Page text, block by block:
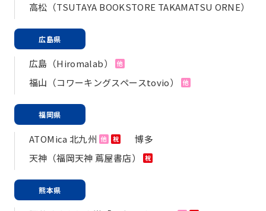
高松（TSUTAYA BOOKSTORE TAKAMATSU ORNE）
広島県
広島（Hiromalab） 他
福山（コワーキングスペースtovio） 他
福岡県
ATOMica 北九州 他 祝
博多
天神（福岡天神 蔦屋書店）
祝
熊本県